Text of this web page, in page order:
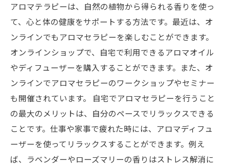
アロマテラピーは、自然の植物から得られる香りを使っ
て、心と体の健康をサポートする方法です。最近は、オ
ンラインでもアロマセラピーを楽しむことができます。
オンラインショップで、自宅で利用できるアロマオイル
やディフューザーを購入することができます。また、オ
ンラインでアロマセラピーのワークショップやセミナー
も開催されています。 自宅でアロマセラピーを行うこと
の最大のメリットは、自分のペースでリラックスできる
ことです。仕事や家事で疲れた時には、アロマディフュ
ーザーを使ってリラックスすることができます。例え
ば、ラベンダーやローズマリーの香りはストレス解消に